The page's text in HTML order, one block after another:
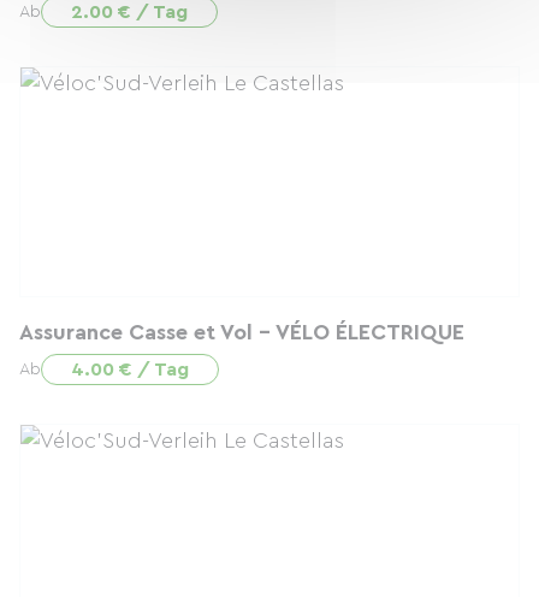
Ab 2.00 € / Tag
Assurance Casse et Vol - VÉLO ÉLECTRIQUE
Ab 4.00 € / Tag